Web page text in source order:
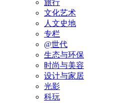
旅行
文化艺术
人文史地
专栏
@世代
生态与环保
时尚与美容
设计与家居
光影
科玩